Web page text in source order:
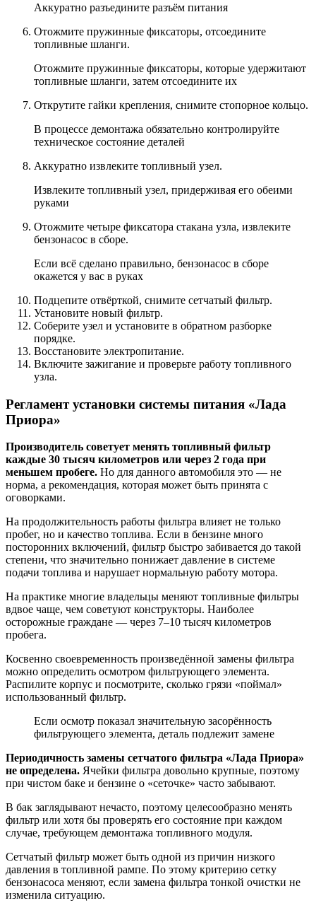
Аккуратно разъедините разъём питания
Отожмите пружинные фиксаторы, отсоедините
топливные шланги.
Отожмите пружинные фиксаторы, которые удержитают
топливные шланги, затем отсоедините их
Открутите гайки крепления, снимите стопорное кольцо.
В процессе демонтажа обязательно контролируйте
техническое состояние деталей
Аккуратно извлеките топливный узел.
Извлеките топливный узел, придерживая его обеими
руками
Отожмите четыре фиксатора стакана узла, извлеките
бензонасос в сборе.
Если всё сделано правильно, бензонасос в сборе
окажется у вас в руках
Подцепите отвёрткой, снимите сетчатый фильтр.
Установите новый фильтр.
Соберите узел и установите в обратном разборке
порядке.
Восстановите электропитание.
Включите зажигание и проверьте работу топливного
узла.
Регламент установки системы питания «Лада
Приора»
Производитель советует менять топливный фильтр
каждые 30 тысяч километров или через 2 года при
меньшем пробеге. Но для данного автомобиля это — не
норма, а рекомендация, которая может быть принята с
оговорками.
На продолжительность работы фильтра влияет не только
пробег, но и качество топлива. Если в бензине много
посторонних включений, фильтр быстро забивается до такой
степени, что значительно понижает давление в системе
подачи топлива и нарушает нормальную работу мотора.
На практике многие владельцы меняют топливные фильтры
вдвое чаще, чем советуют конструкторы. Наиболее
осторожные граждане — через 7–10 тысяч километров
пробега.
Косвенно своевременность произведённой замены фильтра
можно определить осмотром фильтрующего элемента.
Распилите корпус и посмотрите, сколько грязи «поймал»
использованный фильтр.
Если осмотр показал значительную засорённость
фильтрующего элемента, деталь подлежит замене
Периодичность замены сетчатого фильтра «Лада Приора»
не определена. Ячейки фильтра довольно крупные, поэтому
при чистом баке и бензине о «сеточке» часто забывают.
В бак заглядывают нечасто, поэтому целесообразно менять
фильтр или хотя бы проверять его состояние при каждом
случае, требующем демонтажа топливного модуля.
Сетчатый фильтр может быть одной из причин низкого
давления в топливной рампе. По этому критерию сетку
бензонасоса меняют, если замена фильтра тонкой очистки не
изменила ситуацию.